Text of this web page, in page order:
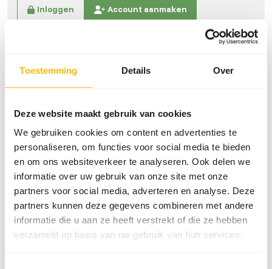
Toestemming Details Over
Deze website maakt gebruik van cookies
We gebruiken cookies om content en advertenties te
personaliseren, om functies voor social media te bieden
en om ons websiteverkeer te analyseren. Ook delen we
informatie over uw gebruik van onze site met onze
partners voor social media, adverteren en analyse. Deze
partners kunnen deze gegevens combineren met andere
informatie die u aan ze heeft verstrekt of die ze hebben
verzameld op basis van uw gebruik van hun services.
Inloggen Account aanmaken
Algemeen
Artikel
Schildpaddensticks bruin
Artikelnummer
Verkoopeenheid
10 kg zak
Voorraadstatus
Verwachte levertijd min.
5 werkdagen
Details